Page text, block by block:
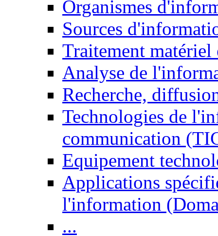
Organismes
Sources
Traitement matériel
Analyse de
Recherche,
Technologies de
communication
Equipement
Applications
l'information
...